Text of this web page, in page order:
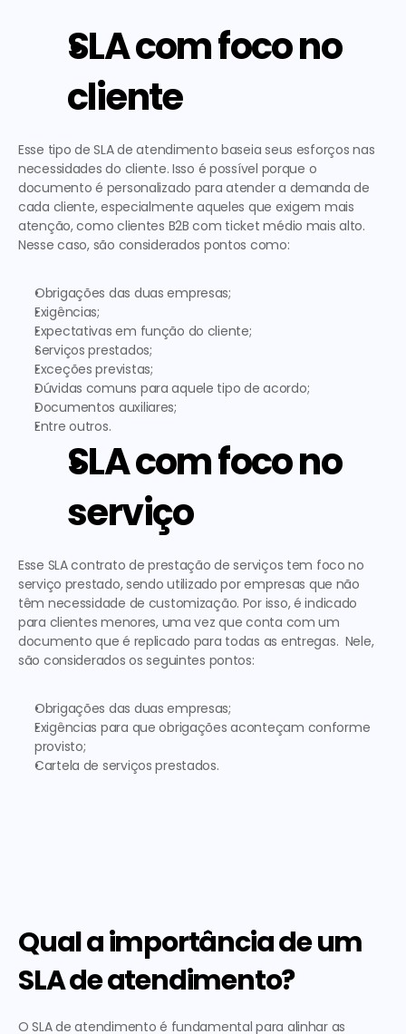
SLA com foco no
cliente
Esse tipo de SLA de atendimento baseia seus esforços nas
necessidades do cliente. Isso é possível porque o
documento é personalizado para atender a demanda de
cada cliente, especialmente aqueles que exigem mais
atenção, como clientes B2B com ticket médio mais alto.
Nesse caso, são considerados pontos como:
Obrigações das duas empresas;
Exigências;
Expectativas em função do cliente;
Serviços prestados;
Exceções previstas;
Dúvidas comuns para aquele tipo de acordo;
Documentos auxiliares;
Entre outros.
SLA com foco no
serviço
Esse SLA contrato de prestação de serviços tem foco no
serviço prestado, sendo utilizado por empresas que não
têm necessidade de customização. Por isso, é indicado
para clientes menores, uma vez que conta com um
documento que é replicado para todas as entregas.  Nele,
são considerados os seguintes pontos:
Obrigações das duas empresas;
Exigências para que obrigações aconteçam conforme
provisto;
Cartela de serviços prestados.
Qual a importância de um
SLA de atendimento?
O SLA de atendimento é fundamental para alinhar as